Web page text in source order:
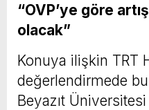
“OVP’ye göre
olacak”
Konuya ilişkin TRT
değerlendirmede
Beyazıt